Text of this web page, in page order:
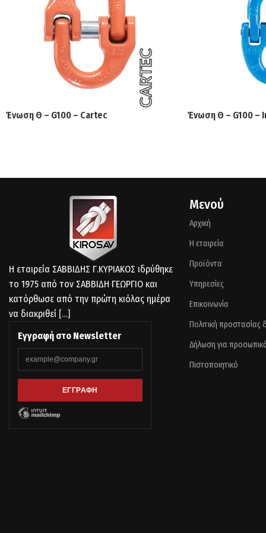
Ένωση Θ – G100 – Cartec Ένωση Θ – G100 –
Η εταιρεία ΣΑΒΒΙΔΗΣ Γ.ΚΥΡΙΑΚΟΣ ιδρύθηκε
το 1975 από τον ΣΑΒΒΙΔΗ ΓΕΩΡΓΙΟ και
κατόρθωσε από την πρώτη κιόλας ημέρα
να διακριθεί […]
Εγγραφή στο Newsletter
Μενού
Αρχική
Η εταιρεία
Προϊόντα
Υπηρεσίες
Επικοινωνία
Πολιτική προστασίας
Δήλωση για
Πιστοποιητικό